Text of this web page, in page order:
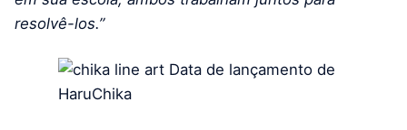
resolvê-los.”